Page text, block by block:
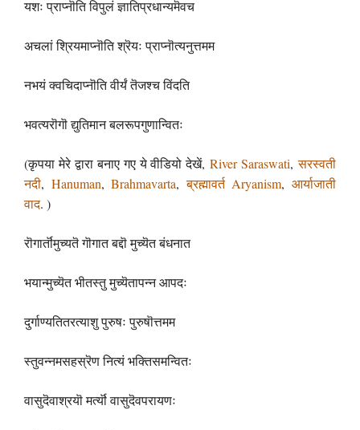
यशः प्राप्नॊति विपुलं ज्ञातिप्रधान्यमॆवच
अचलां श्रियमाप्नॊति श्रॆयः प्राप्नॊत्यनुत्तमम
नभयं क्वचिदाप्नॊति वीर्यं तॆजश्च विंदति
भवत्यरॊगॊ द्युतिमान बलरूपगुणान्वितः
(कृपया मेरे द्वारा बनाए गए ये वीडियो देखें,River Saraswati,सरस्वती
नदी, Hanuman,Brahmavarta,ब्रह्मावर्त Aryanism,आर्याजाती
वाद. )
रॊगार्तॊमुच्यतॆ गॊगात बद्दॊ मुच्यॆत बंधनात
भयान्मुच्यॆत भीतस्तु मुच्यॆतापन्न आपदः
दुर्गाण्यतितरत्याशु पुरुषः पुरुषॊत्तमम
स्तुवन्नमसहस्रॆण नित्यं भक्तिसमन्वितः
वासुदॆवाश्रयॊ मर्त्यॊ वासुदॆवपरायणः